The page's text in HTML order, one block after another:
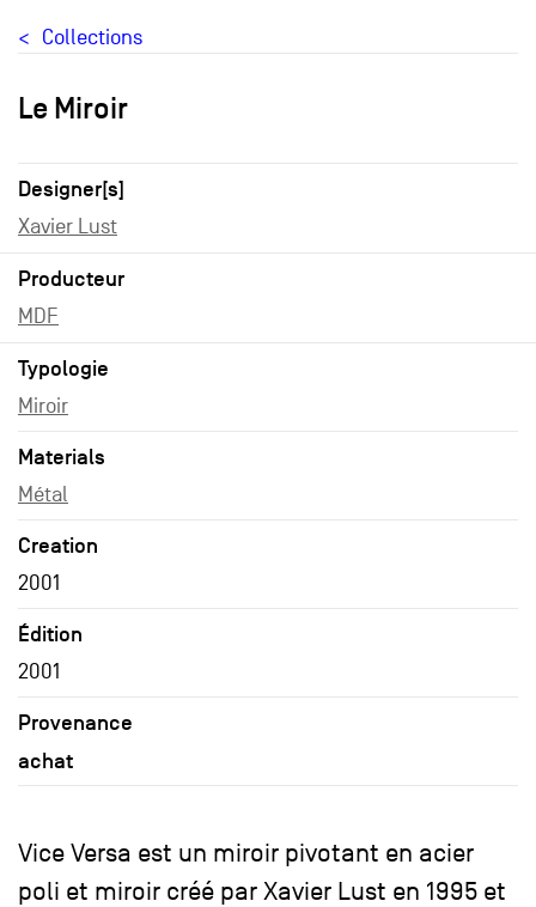
Collections
Le Miroir
Designer[s]
Xavier Lust
Producteur
MDF
Typologie
Miroir
Materials
Métal
Creation
2001
Édition
2001
Provenance
achat
Vice Versa est un miroir pivotant en acier
poli et miroir créé par Xavier Lust en 1995 et